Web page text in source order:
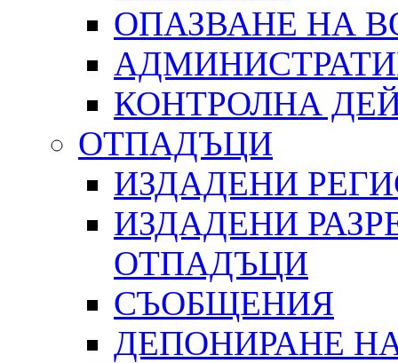
ОПАЗВАНЕ НА
КОНТРОЛНА
ОТПАДЪЦИ
ИЗДАДЕНИ
ИЗДАДЕНИ
ОТПАДЪЦИ
СЪОБЩЕНИЯ
ДЕПОНИРАНЕ